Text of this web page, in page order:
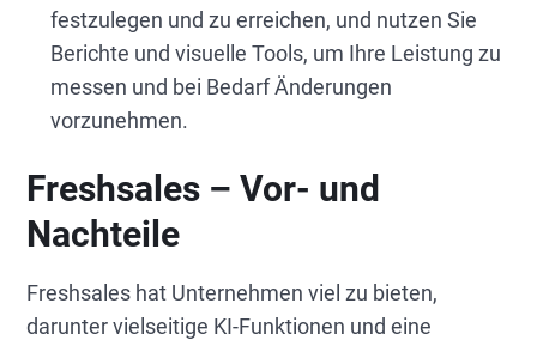
festzulegen und zu erreichen, und nutzen Sie
Berichte und visuelle Tools, um Ihre Leistung zu
messen und bei Bedarf Änderungen
vorzunehmen.
Freshsales – Vor- und
Nachteile
Freshsales hat Unternehmen viel zu bieten,
darunter vielseitige KI-Funktionen und eine